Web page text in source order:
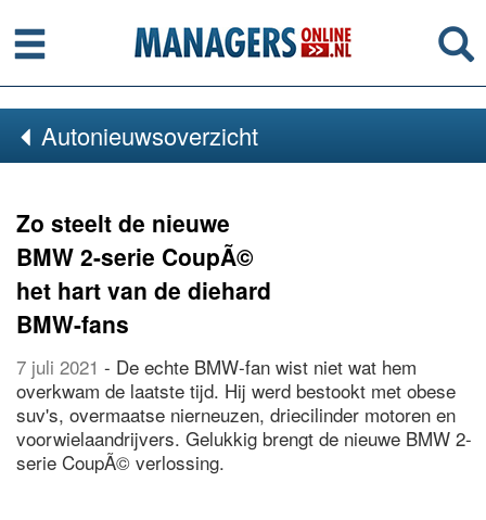
Menu
Autonieuwsoverzicht
Zo steelt de nieuwe
BMW 2-serie CoupÃ©
het hart van de diehard
BMW-fans
7 juli 2021 - De echte BMW-fan wist niet wat hem
overkwam de laatste tijd. Hij werd bestookt met obese
suv's, overmaatse nierneuzen, driecilinder motoren en
voorwielaandrijvers. Gelukkig brengt de nieuwe BMW 2-
serie CoupÃ© verlossing.